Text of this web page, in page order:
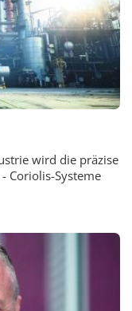
wird die präzise
Coriolis-Systeme